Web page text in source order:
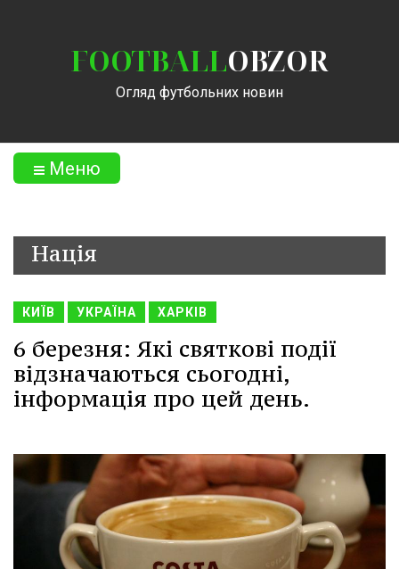
FOOTBALLOBZOR
Огляд футбольних новин
Меню
Нація
КИЇВ УКРАЇНА ХАРКІВ
6 березня: Які святкові події
відзначаються сьогодні,
інформація про цей день.